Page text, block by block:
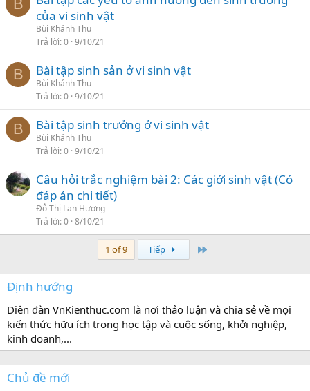
B
của vi sinh vật
Bùi Khánh Thu
Trả lời 0 9/10/21
B Bài tập sinh sản ở vi sinh vật
Bùi Khánh Thu
Trả lời 0 9/10/21
B Bài tập sinh trưởng ở vi sinh vật
Bùi Khánh Thu
Trả lời 0 9/10/21
Câu hỏi trắc nghiệm bài 2: Các giới sinh vật (Có
đáp án chi tiết)
Đỗ Thị Lan Hương
Trả lời 0 8/10/21
1 of 9 Tiếp
Định hướng
Diễn đàn VnKienthuc.com là nơi thảo luận và chia sẻ về mọi
kiến thức hữu ích trong học tập và cuộc sống, khởi nghiệp,
kinh doanh,...
Chủ đề mới